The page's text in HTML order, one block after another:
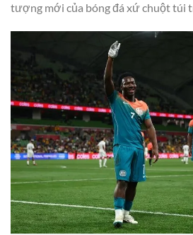
tượng mới của bóng đá xứ chuột túi